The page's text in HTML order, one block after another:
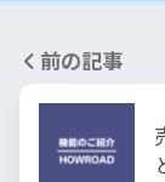
前の記事